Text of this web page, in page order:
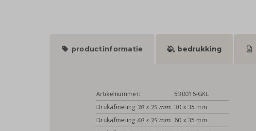
productinformatie bedrukking
Artikelnummer:
530016-GKL
Drukafmeting 30 x 35 mm: 30 x 35 mm
Drukafmeting 60 x 35 mm: 60 x 35 mm